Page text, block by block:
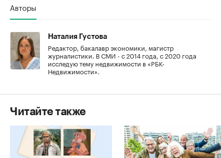
Авторы
Наталия Густова
Редактор, бакалавр экономики, магистр
журналистики. В СМИ - с 2014 года, с 2020 года
исследую тему недвижимости в «РБК-
Недвижимости».
Читайте также